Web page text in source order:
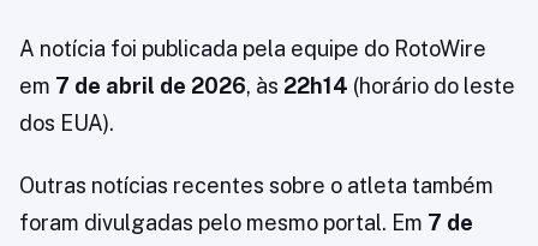
A notícia foi publicada pela equipe do RotoWire
em 7 de abril de 2026, às 22h14 (horário do leste
dos EUA).
Outras notícias recentes sobre o atleta também
foram divulgadas pelo mesmo portal. Em 7 de